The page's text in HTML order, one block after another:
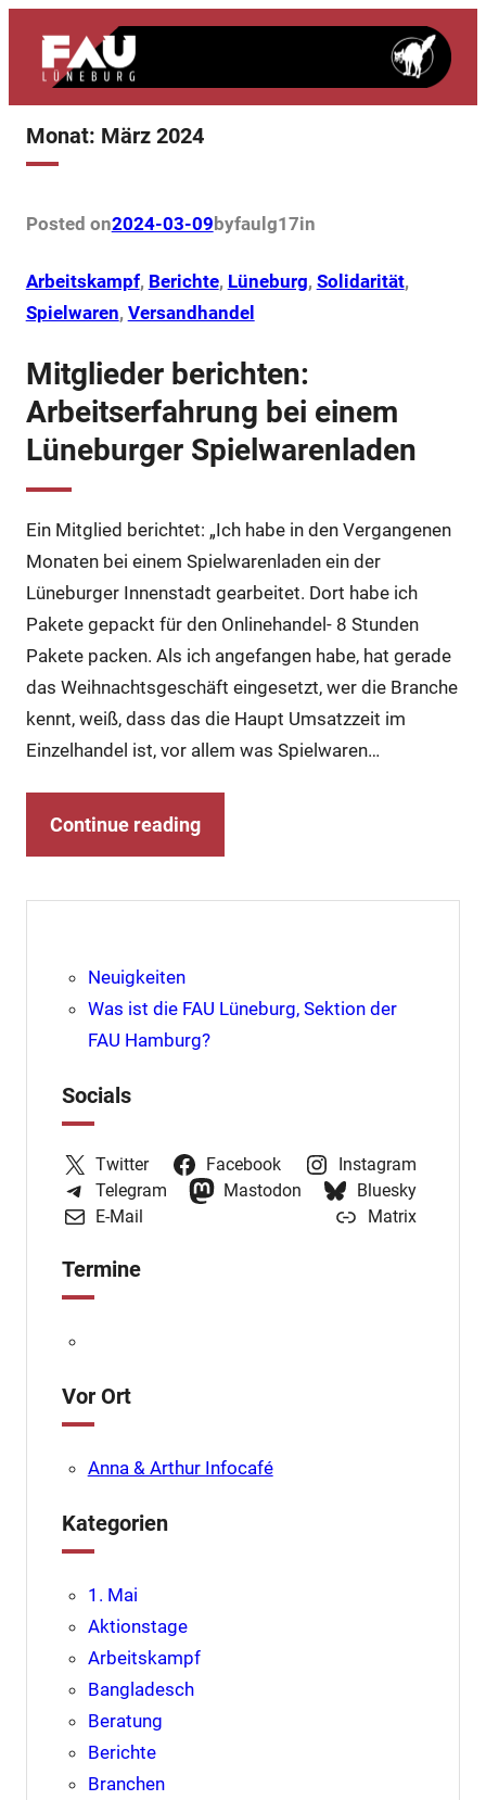
springen
Monat: März 2024
Posted on2024-03-09 byfaulg17in
Arbeitskampf, Berichte, Lüneburg, Solidarität
Spielwaren, Versandhandel
Mitglieder berichten:
Arbeitserfahrung bei einem
Lüneburger Spielwarenladen
Ein Mitglied berichtet: „Ich habe in den Vergangenen
Monaten bei einem Spielwarenladen ein der
Lüneburger Innenstadt gearbeitet. Dort habe ich
Pakete gepackt für den Onlinehandel- 8 Stunden
Pakete packen. Als ich angefangen habe, hat gerade
das Weihnachtsgeschäft eingesetzt, wer die Branche
kennt, weiß, dass das die Haupt Umsatzzeit im
Einzelhandel ist, vor allem was Spielwaren…
Continue reading
Neuigkeiten
Was ist die FAU Lüneburg, Sektion der
FAU Hamburg?
Socials
Twitter Facebook
Instagram
Telegram
Mastodon
Bluesky
E-Mail
Matrix
Termine
Vor Ort
Anna & Arthur Infocafé
Kategorien
1. Mai
Aktionstage
Arbeitskampf
Bangladesch
Beratung
Berichte
Branchen